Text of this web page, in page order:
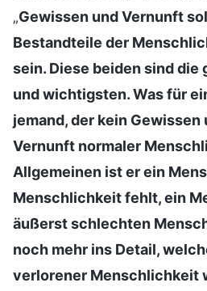
„Gewissen und Vernunft
Bestandteile der
sein. Diese beiden sind die
und wichtigsten. Was für
jemand, der kein Gewissen
Vernunft normaler
Allgemeinen ist er ein
Menschlichkeit fehlt, ein
äußerst schlechten
noch mehr ins Detail,
verlorener Menschlichkeit